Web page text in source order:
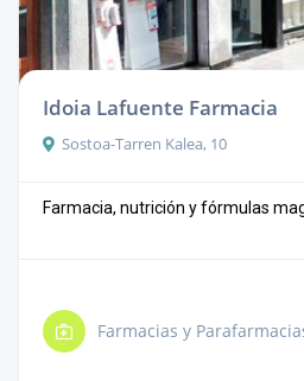
Idoia Lafuente Farmacia
Sostoa-Tarren Kalea, 10
Farmacia, nutrición y fórmulas
Farmacias y